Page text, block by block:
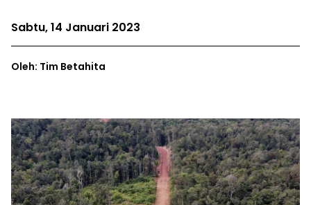
Sabtu, 14 Januari 2023
Oleh: Tim Betahita